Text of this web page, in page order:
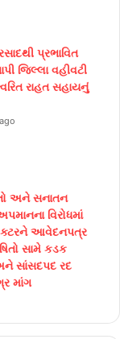
પ્રભાવિત
જિલ્લા વહીવટી
રાહત સહાયનું
અને સનાતન
વિરોધમાં
આવેદનપત્ર
સામે કડક
સાંસદપદ રદ
માંગ